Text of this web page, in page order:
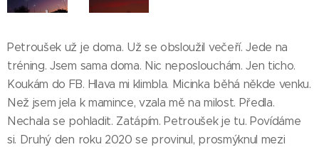
Petroušek už je doma. Už se obsloužil večeří. Jede na
tréning. Jsem sama doma. Nic neposlouchám. Jen ticho.
Koukám do FB. Hlava mi klimbla. Micinka běhá někde venku.
Než jsem jela k mamince, vzala mě na milost. Předla.
Nechala se pohladit. Zatápím. Petroušek je tu. Povídáme
si. Druhý den roku 2020 se provinul, prosmýknul mezi